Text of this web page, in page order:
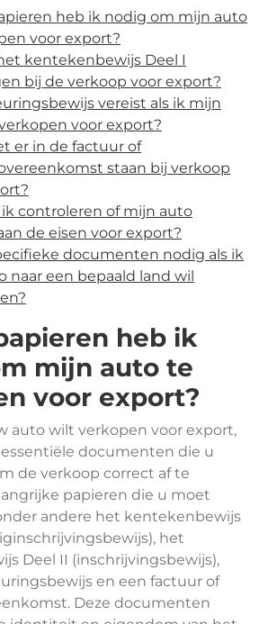
heb ik nodig om mijn auto
voor export?
kentekenbewijs Deel I
bij de verkoop voor export?
vereist als ik mijn
voor export?
er in de factuur of
staan bij verkoop
ik controleren of mijn auto
de eisen voor export?
documenten nodig als ik
naar een bepaald land wil
heb ik
mijn auto te
voor export?
auto wilt verkopen voor export,
documenten die u
de verkoop correct af te
papieren die u moet
andere het kentekenbewijs
het
Deel II (inschrijvingsbewijs),
en een factuur of
Deze documenten